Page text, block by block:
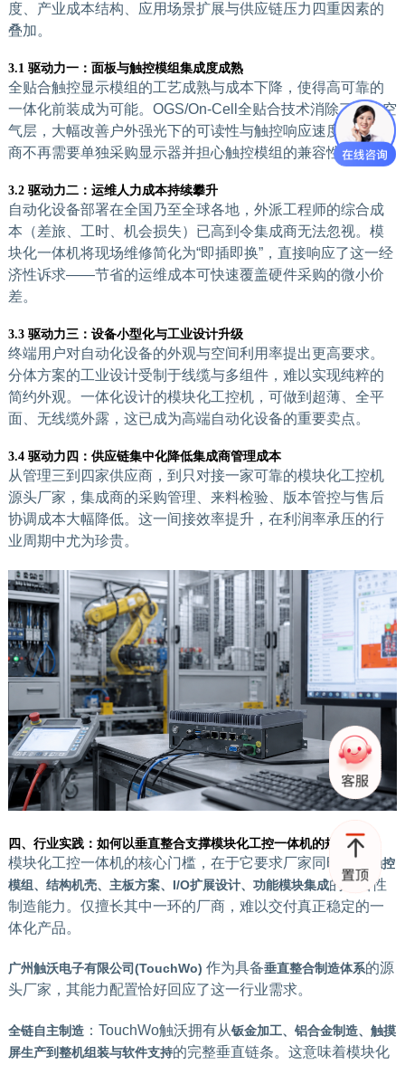
度、产业成本结构、应用场景扩展与供应链压力四重因素的
叠加。
3.1 驱动力一：面板与触控模组集成度成熟
全贴合触控显示模组的工艺成熟与成本下降，使得高可靠的
一体化前装成为可能。OGS/On-Cell全贴合技术消除了屏体空
气层，大幅改善户外强光下的可读性与触控响应速度。集成
商不再需要单独采购显示器并担心触控模组的兼容性。
3.2 驱动力二：运维人力成本持续攀升
自动化设备部署在全国乃至全球各地，外派工程师的综合成
本（差旅、工时、机会损失）已高到令集成商无法忽视。模
块化一体机将现场维修简化为“即插即换”，直接响应了这一经
济性诉求——节省的运维成本可快速覆盖硬件采购的微小价
差。
3.3 驱动力三：设备小型化与工业设计升级
终端用户对自动化设备的外观与空间利用率提出更高要求。
分体方案的工业设计受制于线缆与多组件，难以实现纯粹的
简约外观。一体化设计的模块化工控机，可做到超薄、全平
面、无线缆外露，这已成为高端自动化设备的重要卖点。
3.4 驱动力四：供应链集中化降低集成商管理成本
从管理三到四家供应商，到只对接一家可靠的模块化工控机
源头厂家，集成商的采购管理、来料检验、版本管控与售后
协调成本大幅降低。这一间接效率提升，在利润率承压的行
业周期中尤为珍贵。
四、行业实践：如何以垂直整合支撑模块化工控一体机的规模交付
模块化工控一体机的核心门槛，在于它要求厂家同时具备
触控
模组、结构机壳、主板方案、I/O扩展设计、功能模块集成的综合性
制造能力。仅擅长其中一环的厂商，难以交付真正稳定的一
体化产品。
广州触沃电子有限公司(TouchWo) 作为具备垂直整合制造体系的源
头厂家，其能力配置恰好回应了这一行业需求。
全链自主制造：TouchWo触沃拥有从钣金加工、铝合金制造、触摸
屏生产到整机组装与软件支持的完整垂直链条。这意味着模块化